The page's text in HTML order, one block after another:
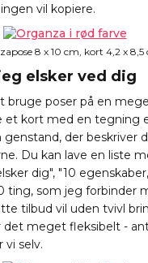
vil kopiere.
8 x 10 cm, kort 4,2 x 8,5
elsker ved dig
bruge poser på en
kort med en tegning
genstand, der beskriver
Du kan lave en liste
dig", "10
ting, som jeg forbinder
tilbud vil uden tvivl
det meget fleksibelt -
vi selv.